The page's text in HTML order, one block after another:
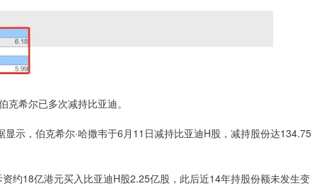
希尔已多次减持比亚迪。
，伯克希尔·哈撒韦于6月11日减持比亚迪H股，减持股份达134.75
18亿港元买入比亚迪H股2.25亿股，此后近14年持股份额未发生变